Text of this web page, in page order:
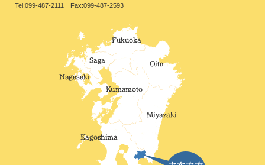
Tel:099-487-2111 Fax:099-487-2593